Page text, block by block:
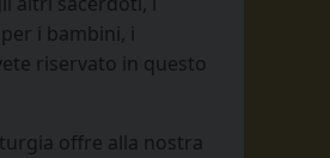
i bambini, i
riservato in questo
offre alla nostra